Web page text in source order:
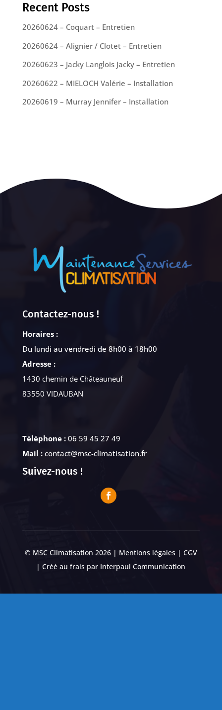
Recent Posts
20260624 – Coquart – Entretien
20260624 – Alignier / Clotet – Entretien
20260623 – Jacky Langlois Jacky – Entretien
20260622 – MIELOCH Valérie – Installation
20260619 – Murray Jennifer – Installation
Contactez-nous !
Horaires :
Du lundi au vendredi de 8h00 à 18h00
Adresse :
1430 chemin de Châteauneuf
83550 VIDAUBAN
Téléphone : 06 59 45 27 49
Mail :contact@msc-climatisation.fr
Suivez-nous !
© MSC Climatisation 2026 | Mentions légales| CGV
| Créé au frais par Interpaul Communication